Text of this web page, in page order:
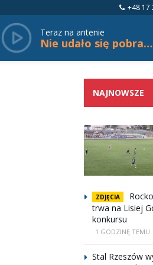
+48 17
Teraz na antenie
Nie udało się pobrać tytułu.
NAJNOWSZE
ZDJĘCIA
trwa na Lisiej
konkursu
1 GODZINĘ TEMU
Stal Rzeszów